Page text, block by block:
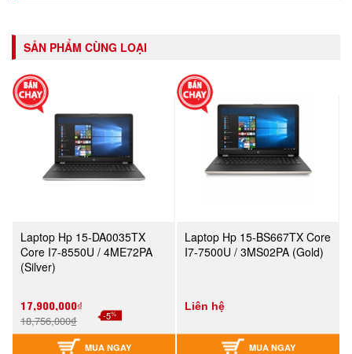
SẢN PHẨM CÙNG LOẠI
Laptop Hp 15-DA0035TX
Core I7-8550U / 4ME72PA
(Silver)
17,900,000₫
18,756,000₫ -5%
MUA NGAY
Laptop Hp 15-BS667TX Core
I7-7500U / 3MS02PA (Gold)
Liên hệ
MUA NGAY